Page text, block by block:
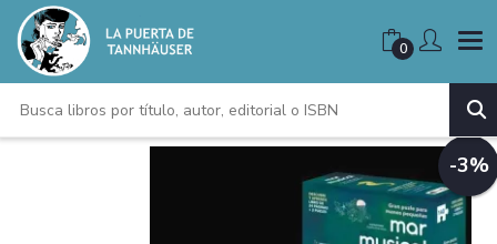
0
-3%